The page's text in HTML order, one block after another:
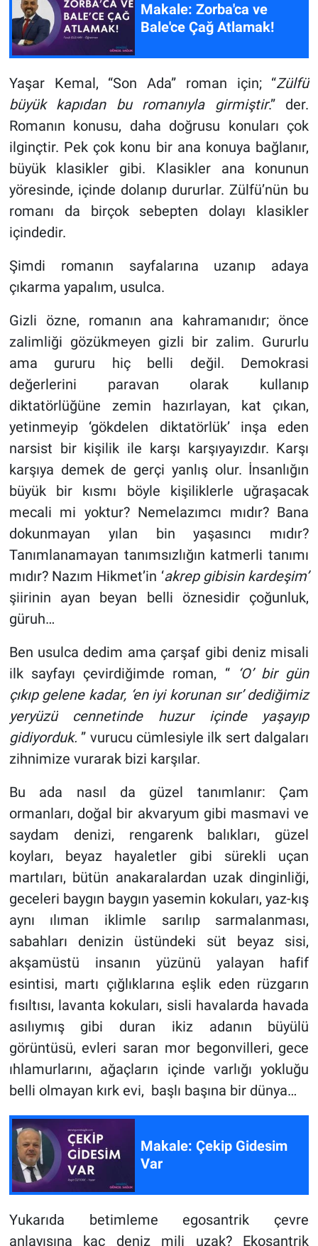
Makale: Zorba'ca ve
Bale'ce Çağ Atlamak!
Yaşar Kemal, “Son Ada” roman için; “Zülfü
büyük kapıdan bu romanıyla girmiştir.” der.
Romanın konusu, daha doğrusu konuları çok
ilginçtir. Pek çok konu bir ana konuya bağlanır,
büyük klasikler gibi. Klasikler ana konunun
yöresinde, içinde dolanıp dururlar. Zülfü’nün bu
romanı da birçok sebepten dolayı klasikler
içindedir.
Şimdi romanın sayfalarına uzanıp adaya
çıkarma yapalım, usulca.
Gizli özne, romanın ana kahramanıdır; önce
zalimliği gözükmeyen gizli bir zalim. Gururlu
ama gururu hiç belli değil. Demokrasi
değerlerini paravan olarak kullanıp
diktatörlüğüne zemin hazırlayan, kat çıkan,
yetinmeyip ‘gökdelen diktatörlük’ inşa eden
narsist bir kişilik ile karşı karşıyayızdır. Karşı
karşıya demek de gerçi yanlış olur. İnsanlığın
büyük bir kısmı böyle kişiliklerle uğraşacak
mecali mi yoktur? Nemelazımcı mıdır? Bana
dokunmayan yılan bin yaşasıncı mıdır?
Tanımlanamayan tanımsızlığın katmerli tanımı
mıdır? Nazım Hikmet’in ‘akrep gibisin kardeşim’
şiirinin ayan beyan belli öznesidir çoğunluk,
güruh…
Ben usulca dedim ama çarşaf gibi deniz misali
ilk sayfayı çevirdiğimde roman, “ ‘O’ bir gün
çıkıp gelene kadar, ‘en iyi korunan sır’ dediğimiz
yeryüzü cennetinde huzur içinde yaşayıp
gidiyorduk. ” vurucu cümlesiyle ilk sert dalgaları
zihnimize vurarak bizi karşılar.
Bu ada nasıl da güzel tanımlanır: Çam
ormanları, doğal bir akvaryum gibi masmavi ve
saydam denizi, rengarenk balıkları, güzel
koyları, beyaz hayaletler gibi sürekli uçan
martıları, bütün anakaralardan uzak dinginliği,
geceleri baygın baygın yasemin kokuları, yaz-kış
aynı ılıman iklimle sarılıp sarmalanması,
sabahları denizin üstündeki süt beyaz sisi,
akşamüstü insanın yüzünü yalayan hafif
esintisi, martı çığlıklarına eşlik eden rüzgarın
fısıltısı, lavanta kokuları, sisli havalarda havada
asılıymış gibi duran ikiz adanın büyülü
görüntüsü, evleri saran mor begonvilleri, gece
ıhlamurlarını, ağaçların içinde varlığı yokluğu
belli olmayan kırk evi, başlı başına bir dünya…
Makale: Çekip Gidesim
Var
Yukarıda betimleme egosantrik çevre
anlayışına kaç deniz mili uzak? Ekosantrik